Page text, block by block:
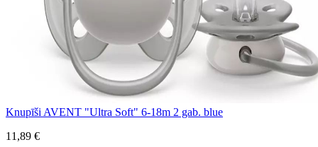
Knupīši AVENT "Ultra Soft" 6-18m 2 gab. blue
11,89 €